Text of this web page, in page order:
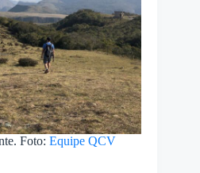
Foto:Equipe QCV